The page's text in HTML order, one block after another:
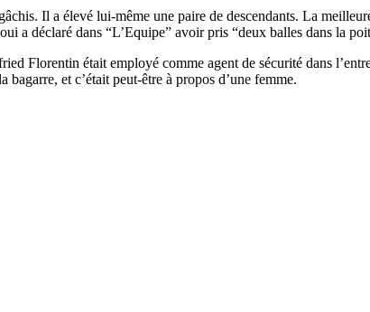
Il a élevé lui-même une paire de descendants. La
a déclaré dans “L’Equipe” avoir pris “deux balles dans la
Florentin était employé comme agent de sécurité dans
bagarre, et c’était peut-être à propos d’une femme.